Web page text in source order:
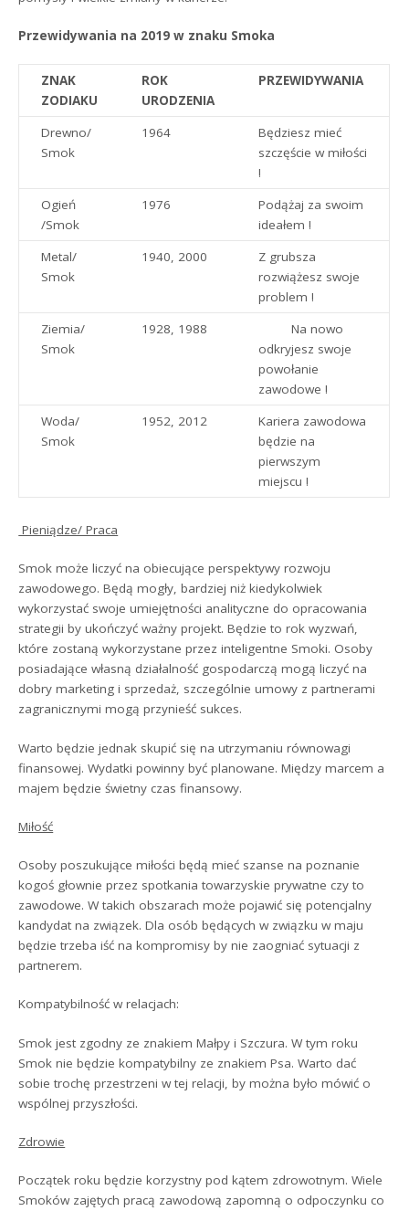
Przewidywania na 2019 w znaku Smoka
ZNAK
ZODIAKU
ROK
URODZENIA
PRZEWIDYWANIA
Drewno/
Smok
1964
Będziesz mieć
szczęście w miłości
!
Ogień
/Smok
1976
Podążaj za swoim
ideałem !
Metal/
Smok
1940, 2000
Z grubsza
rozwiążesz swoje
problem !
Ziemia/
Smok
1928, 1988
Na nowo
odkryjesz swoje
powołanie
zawodowe !
Woda/
Smok
1952, 2012
Kariera zawodowa
będzie na
pierwszym
miejscu !
Pieniądze/ Praca
Smok może liczyć na obiecujące perspektywy rozwoju
zawodowego. Będą mogły, bardziej niż kiedykolwiek
wykorzystać swoje umiejętności analityczne do opracowania
strategii by ukończyć ważny projekt. Będzie to rok wyzwań,
które zostaną wykorzystane przez inteligentne Smoki. Osoby
posiadające własną działalność gospodarczą mogą liczyć na
dobry marketing i sprzedaż, szczególnie umowy z partnerami
zagranicznymi mogą przynieść sukces.
Warto będzie jednak skupić się na utrzymaniu równowagi
finansowej. Wydatki powinny być planowane. Między marcem a
majem będzie świetny czas finansowy.
Miłość
Osoby poszukujące miłości będą mieć szanse na poznanie
kogoś głownie przez spotkania towarzyskie prywatne czy to
zawodowe. W takich obszarach może pojawić się potencjalny
kandydat na związek. Dla osób będących w związku w maju
będzie trzeba iść na kompromisy by nie zaogniać sytuacji z
partnerem.
Kompatybilność w relacjach:
Smok jest zgodny ze znakiem Małpy i Szczura. W tym roku
Smok nie będzie kompatybilny ze znakiem Psa. Warto dać
sobie trochę przestrzeni w tej relacji, by można było mówić o
wspólnej przyszłości.
Zdrowie
Początek roku będzie korzystny pod kątem zdrowotnym. Wiele
Smoków zajętych pracą zawodową zapomną o odpoczynku co